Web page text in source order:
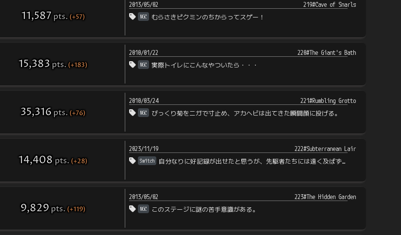
11,587 pts. (+57)
2013/05/02 219#Cave of Snarls
NGC むらさきピクミンのちからってスゲー！
15,383 pts. (+183)
2010/01/22 220#The Giant's Bath
NGC 実際トイレにこんなやついたら・・・
35,316 pts. (+76)
2010/03/24 221#Rumbling Grotto
NGC びっくり菊をニガで寸止め、アカヘビは出てきた瞬間顔に投げる。
14,408 pts. (+28)
2023/11/19 222#Subterranean Lair
Switch 自分なりに好記録が出せたと思うが、先駆者たちには遠く及ばず…
9,829 pts. (+119)
2013/05/02 223#The Hidden Garden
NGC このステージに謎の苦手意識がある。